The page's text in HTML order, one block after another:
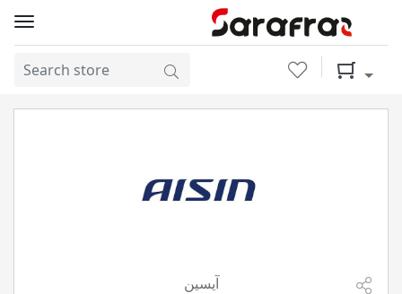
Wishlist
آیسین